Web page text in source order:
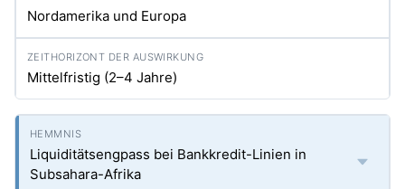
Nordamerika und Europa
Mittelfristig (2–4 Jahre)
Liquiditätsengpass bei Bankkredit-Linien in
Subsahara-Afrika